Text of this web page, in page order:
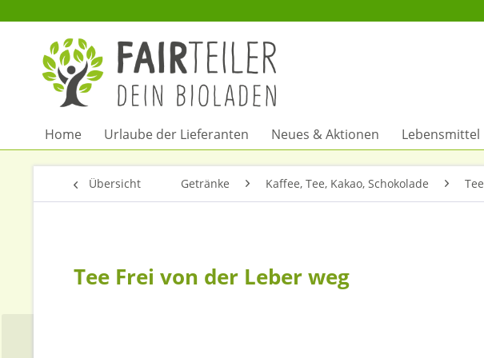
Home Urlaube der Lieferanten Neues & Aktionen Lebensmittel
Übersicht Getränke Kaffee, Tee, Kakao, Schokolade Tee
Tee Frei von der Leber weg